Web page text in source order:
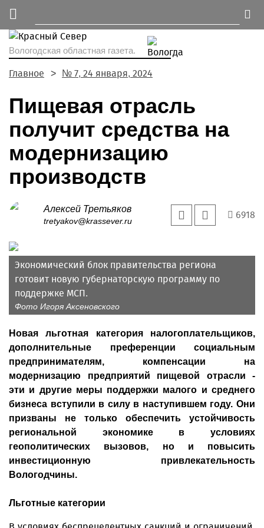
Вологодская областная газета.
Главное № 7, 24 января, 2024
Пищевая отрасль
получит средства на
модернизацию
производств
Алексей Третьяков
tretyakov@krassever.ru
6918
Экономический блок правительства региона
готовит новую губернаторскую программу по
поддержке МСП.
Фото Игоря Аксеновского
Новая льготная категория налогоплательщиков,
дополнительные преференции социальным
предпринимателям, компенсации на
модернизацию предприятий пищевой отрасли -
эти и другие меры поддержки малого и среднего
бизнеса вступили в силу в наступившем году. Они
призваны не только обеспечить устойчивость
региональной экономике в условиях
геополитических вызовов, но и повысить
инвестиционную привлекательность
Вологодчины.
Льготные категории